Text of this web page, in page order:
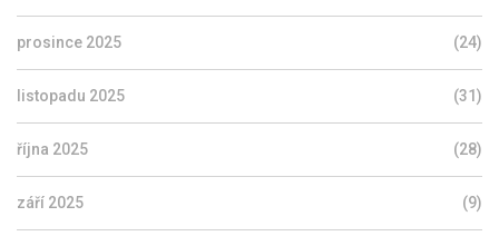
prosince 2025 (24)
listopadu 2025 (31)
října 2025 (28)
září 2025 (9)